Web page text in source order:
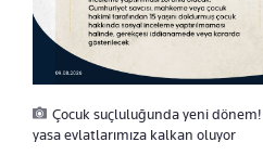
Çocuk suçluluğunda yeni
yasa evlatlarımıza kalkan oluyor